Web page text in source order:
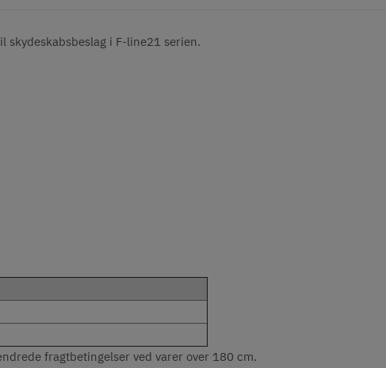
skydeskabsbeslag i F-line21 serien.
fragtbetingelser ved varer over 180 cm.